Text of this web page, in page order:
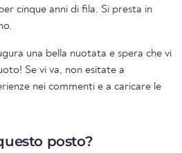
cinque anni di fila. Si presta in
una bella nuotata e spera che vi
Se vi va, non esitate a
nei commenti e a caricare le
posto?